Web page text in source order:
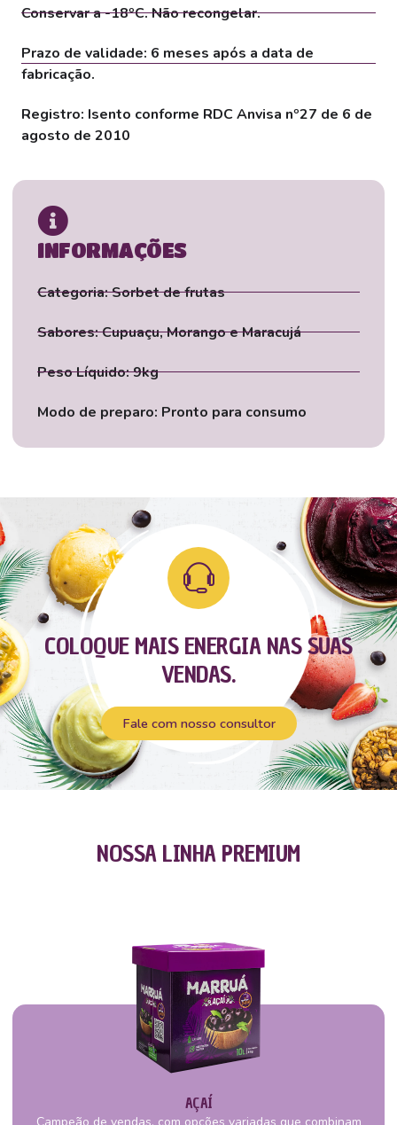
Conservar a -18ºC. Não recongelar.
Prazo de validade: 6 meses após a data de
fabricação.
Registro: Isento conforme RDC Anvisa nº27 de 6 de
agosto de 2010
INFORMAÇÕES
Categoria: Sorbet de frutas
Sabores: Cupuaçu, Morango e Maracujá
Peso Líquido: 9kg
Modo de preparo: Pronto para consumo
COLOQUE MAIS ENERGIA NAS SUAS
VENDAS.
Fale com nosso consultor
NOSSA LINHA PREMIUM
AÇAÍ
Campeão de vendas, com opções variadas que combinam